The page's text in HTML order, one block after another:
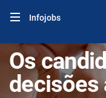
Infojobs
Os
decisões